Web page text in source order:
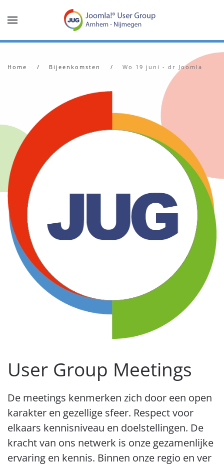
Terug naar hoofdinhoud
Home Bijeenkomsten Wo 19 juni - dr Joomla
User Group Meetings
De meetings kenmerken zich door een open
karakter en gezellige sfeer. Respect voor
elkaars kennisniveau en doelstellingen. De
kracht van ons netwerk is onze gezamenlijke
ervaring en kennis. Binnen onze regio en ver